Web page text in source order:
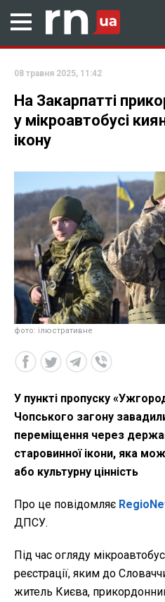
08 травня 2025, 11:42
На Закарпатті
у мікроавтобусі
ікону
фото: ілюстративне
У пункті пропуску
Чопського загону
переміщення через
старовинної ікони, яка
або культурну цінність
Про це повідомляє
ДПСУ.
Під час огляду
реєстрації, яким до
житель Києва,